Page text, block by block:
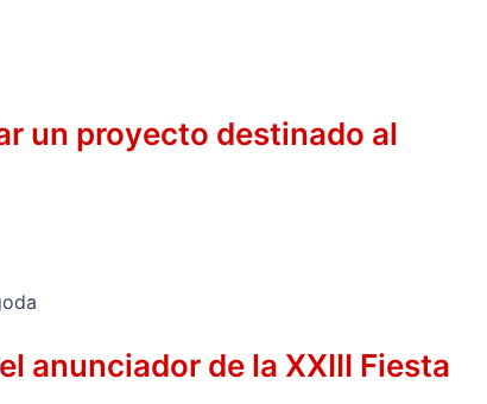
un proyecto destinado al
anunciador de la XXIII Fiesta